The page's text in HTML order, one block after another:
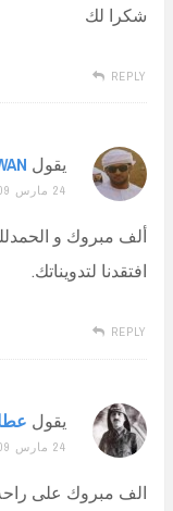
شكرا لك
REPLY
يقول
24 مارس 2009 الساعة 6:27 م
ألف مبروك و
افتقدنا لتدويناتك.
REPLY
يقول
24 مارس 2009 الساعة 7:11 م
الف مبروك على